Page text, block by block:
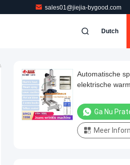
sales01@jiejia-bygood.com
Dutch
Automatische
elektrische
Ga Nu
Meer